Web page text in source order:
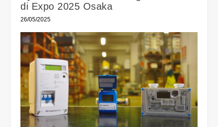
di Expo 2025 Osaka
26/05/2025